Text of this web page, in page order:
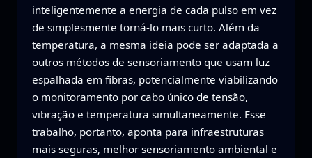
inteligentemente a energia de cada pulso em vez
de simplesmente torná-lo mais curto. Além da
temperatura, a mesma ideia pode ser adaptada a
outros métodos de sensoriamento que usam luz
espalhada em fibras, potencialmente viabilizando
o monitoramento por cabo único de tensão,
vibração e temperatura simultaneamente. Esse
trabalho, portanto, aponta para infraestruturas
mais seguras, melhor sensoriamento ambiental e